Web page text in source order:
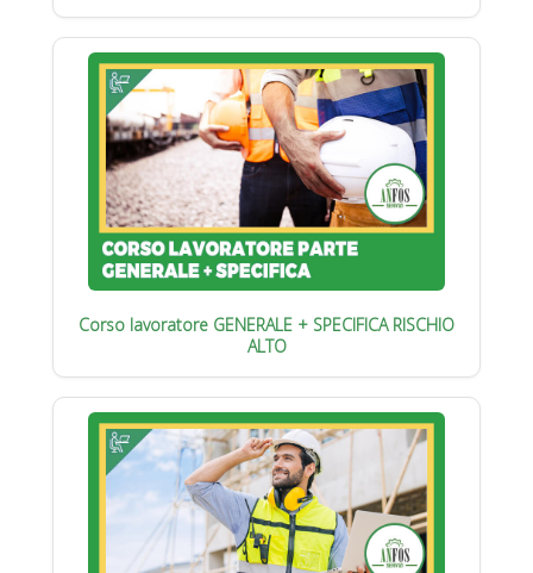
Corso lavoratore GENERALE + SPECIFICA RISCHIO
ALTO